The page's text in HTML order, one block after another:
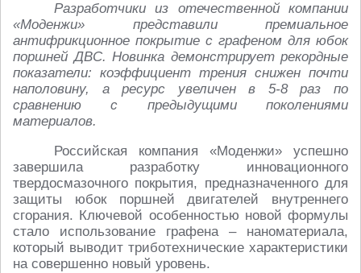
Разработчики из отечественной компании
«Моденжи» представили премиальное
антифрикционное покрытие с графеном для юбок
поршней ДВС. Новинка демонстрирует рекордные
показатели: коэффициент трения снижен почти
наполовину, а ресурс увеличен в 5-8 раз по
сравнению с предыдущими поколениями
материалов.
Российская компания «Моденжи» успешно
завершила разработку инновационного
твердосмазочного покрытия, предназначенного для
защиты юбок поршней двигателей внутреннего
сгорания. Ключевой особенностью новой формулы
стало использование графена – наноматериала,
который выводит триботехнические характеристики
на совершенно новый уровень.